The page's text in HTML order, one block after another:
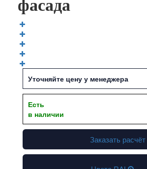
фасада
Уточняйте цену у менеджера
Есть
в наличии
Заказать расчёт